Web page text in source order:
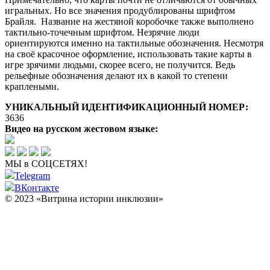
игральных. Но все значения продублированы шрифтом
Брайля. Название на жестяной коробочке также выполнено
тактильно-точечным шрифтом. Незрячие люди
ориентируются именно на тактильные обозначения. Несмотря
на своё красочное оформление, использовать такие карты в
игре зрячими людьми, скорее всего, не получится. Ведь
рельефные обозначения делают их в какой то степени
краплеными.
УНИКАЛЬНЫЙ ИДЕНТИФИКАЦИОННЫЙ НОМЕР:
3636
Видео на русском жестовом языке:
МЫ в СОЦСЕТЯХ!
Telegram
ВКонтакте
© 2023 «Витрина истории инклюзии»